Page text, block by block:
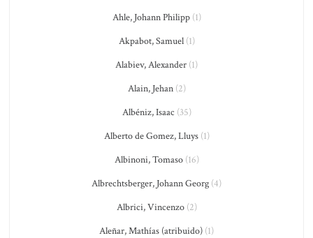
Ahle, Johann Philipp(1)
Akpabot, Samuel(1)
Alabiev, Alexander (1)
Alain, Jehan(2)
Albéniz, Isaac (35)
Alberto de Gomez, Lluys(1)
Albinoni, Tomaso(16)
Albrechtsberger, Johann Georg (4)
Albrici, Vincenzo(2)
Aleñar, Mathías (atribuido) (1)